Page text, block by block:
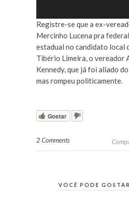
Registre-se que a ex-
Mercinho Lucena pra
estadual no candidato local
Tibério Limeira, o vereador
Kennedy, que já foi aliado
mas rompeu politicamente.
Gostar
2 Comments
VOCÊ PODE